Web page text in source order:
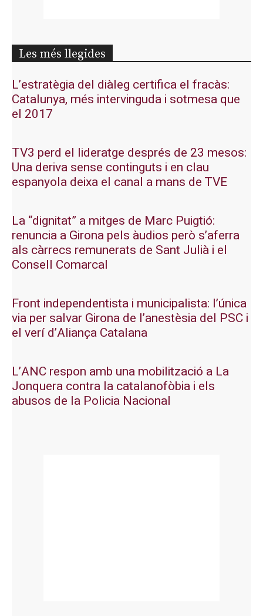
Les més llegides
L’estratègia del diàleg certifica el fracàs:
Catalunya, més intervinguda i sotmesa que
el 2017
TV3 perd el lideratge després de 23 mesos:
Una deriva sense continguts i en clau
espanyola deixa el canal a mans de TVE
La “dignitat” a mitges de Marc Puigtió:
renuncia a Girona pels àudios però s’aferra
als càrrecs remunerats de Sant Julià i el
Consell Comarcal
Front independentista i municipalista: l’única
via per salvar Girona de l’anestèsia del PSC i
el verí d’Aliança Catalana
L’ANC respon amb una mobilització a La
Jonquera contra la catalanofòbia i els
abusos de la Policia Nacional